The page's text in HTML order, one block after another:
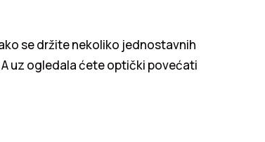
se držite nekoliko jednostavnih
uz ogledala ćete optički povećati